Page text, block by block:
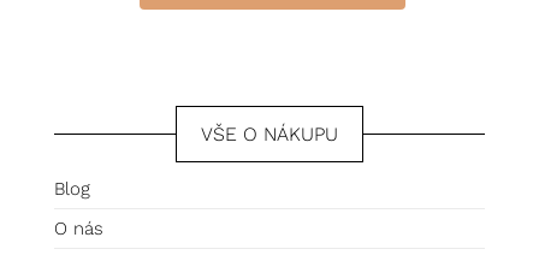
VŠE O NÁKUPU
Blog
O nás